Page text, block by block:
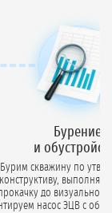
Бурение
и
Бурим скважину по
конструктиву,
до визуально
насос ЭЦВ с